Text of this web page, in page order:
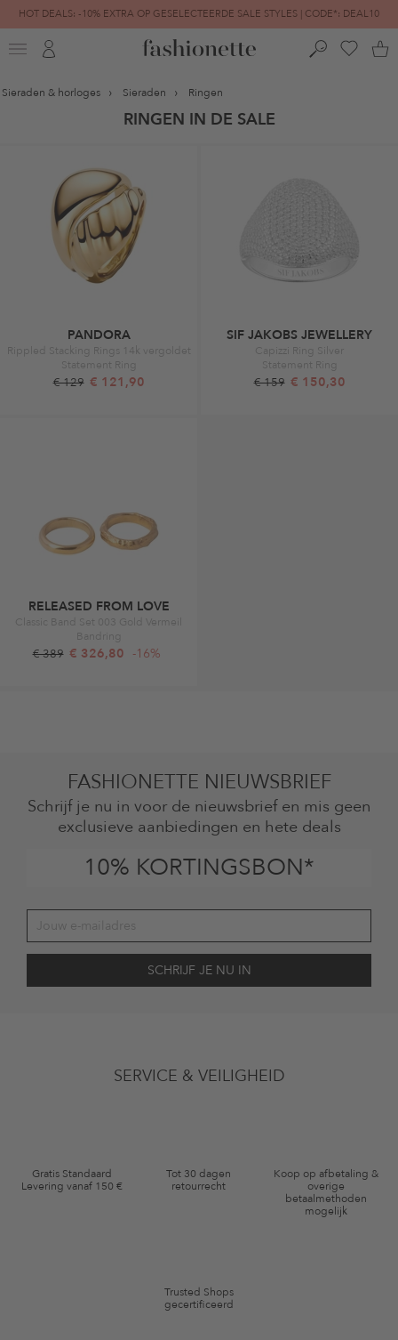
HOT DEALS: -10% EXTRA OP GESELECTEERDE SALE STYLES | CODE*: DEAL10
FINAL SALE | TOT -80% GEREDUCEERD
Sieraden & horloges Sieraden Ringen
RINGEN IN DE SALE
PANDORA
Rippled Stacking Rings 14k vergoldet
Statement Ring
€ 129 € 121,90
SIF JAKOBS JEWELLERY
Capizzi Ring Silver
Statement Ring
€ 159 € 150,30
RELEASED FROM LOVE
Classic Band Set 003 Gold Vermeil
Bandring
€ 389 € 326,80 -16%
FASHIONETTE NIEUWSBRIEF
Schrijf je nu in voor de nieuwsbrief en mis geen
exclusieve aanbiedingen en hete deals
10% KORTINGSBON*
gegevens gebruikt voor reclamedoeleinden conform de bepalingen
Waardebonvoorwaarden
*De kortingsbon is vanaf de registratie 60 dagen eenmalig geldig. Niet
geldig op de categorie kleding en pre-loved artikelen. Bepaalde merken
SERVICE & VEILIGHEID
Gratis Standaard
Levering vanaf 150 €
Tot 30 dagen
retourrecht
Koop op afbetaling &
overige
betaalmethoden
mogelijk
Trusted Shops
gecertificeerd